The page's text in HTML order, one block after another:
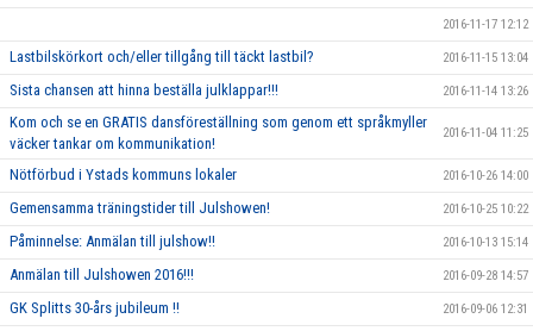
2016-11-17 12:12
Lastbilskörkort och/eller tillgång till täckt lastbil? 2016-11-15 13:04
Sista chansen att hinna beställa julklappar!!! 2016-11-14 13:26
Kom och se en GRATIS dansföreställning som genom ett språkmyller
väcker tankar om kommunikation!
2016-11-04 11:25
Nötförbud i Ystads kommuns lokaler 2016-10-26 14:00
Gemensamma träningstider till Julshowen! 2016-10-25 10:22
Påminnelse: Anmälan till julshow!! 2016-10-13 15:14
Anmälan till Julshowen 2016!!! 2016-09-28 14:57
GK Splitts 30-års jubileum !! 2016-09-06 12:31